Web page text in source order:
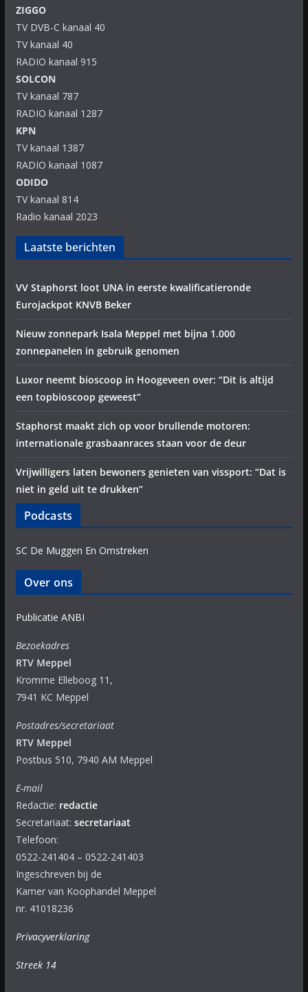
ZIGGO
TV DVB-C kanaal 40
TV kanaal 40
RADIO kanaal 915
SOLCON
TV kanaal 787
RADIO kanaal 1287
KPN
TV kanaal 1387
RADIO kanaal 1087
ODIDO
TV kanaal 814
Radio kanaal 2023
Laatste berichten
VV Staphorst loot UNA in eerste kwalificatieronde
Eurojackpot KNVB Beker
Nieuw zonnepark Isala Meppel met bijna 1.000
zonnepanelen in gebruik genomen
Luxor neemt bioscoop in Hoogeveen over: “Dit is altijd
een topbioscoop geweest”
Staphorst maakt zich op voor brullende motoren:
internationale grasbaanraces staan voor de deur
Vrijwilligers laten bewoners genieten van vissport: “Dat is
niet in geld uit te drukken”
Podcasts
SC De Muggen En Omstreken
Over ons
Publicatie ANBI
Bezoekadres
RTV Meppel
Kromme Elleboog 11,
7941 KC Meppel
Postadres/secretariaat
RTV Meppel
Postbus 510, 7940 AM Meppel
E-mail
Redactie: redactie
Secretariaat: secretariaat
Telefoon:
0522-241404 – 0522-241403
Ingeschreven bij de
Kamer van Koophandel Meppel
nr. 41018236
Privacyverklaring
Streek 14